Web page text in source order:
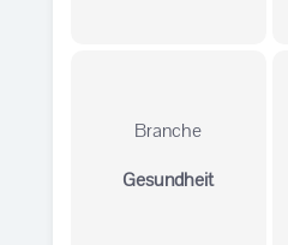
Branche
Gesundheit